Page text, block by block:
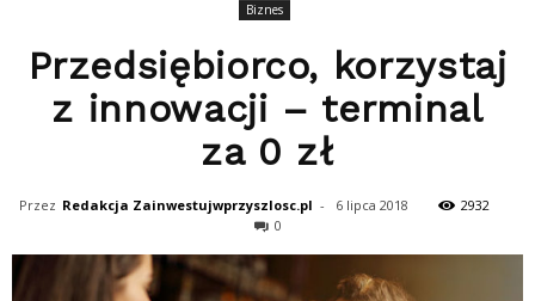
Biznes
Przedsiębiorco, korzystaj
z innowacji – terminal
za 0 zł
Przez Redakcja Zainwestujwprzyszlosc.pl - 6 lipca 2018
2932
0